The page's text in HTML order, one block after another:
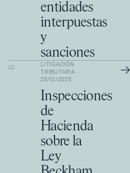
entidades
interpuestas
y
sanciones
02
LITIGACIÓN
TRIBUTARIA ·
25/12/2025
Inspecciones
de
Hacienda
sobre la
Ley
→